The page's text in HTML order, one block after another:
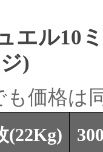
エル10
)
価格は
(22Kg)